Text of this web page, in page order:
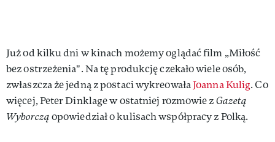
Już od kilku dni w kinach możemy oglądać film „Miłość
bez ostrzeżenia". Na tę produkcję czekało wiele osób,
zwłaszcza że jedną z postaci wykreowałaJoanna Kulig. Co
więcej, Peter Dinklage w ostatniej rozmowie zGazetą
Wyborcząopowiedział o kulisach współpracy z Polką.